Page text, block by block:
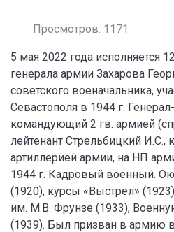
Просмотров: 1171
5 мая 2022 года исполняется
генерала армии Захарова
советского военачальника,
Севастополя в 1944 г.
командующий 2 гв. армией
лейтенант Стрельбицкий
артиллерией армии, на НП
1944 г. Кадровый военный.
(1920), курсы «Выстрел»
им. М.В. Фрунзе (1933),
(1939). Был призван в армию в